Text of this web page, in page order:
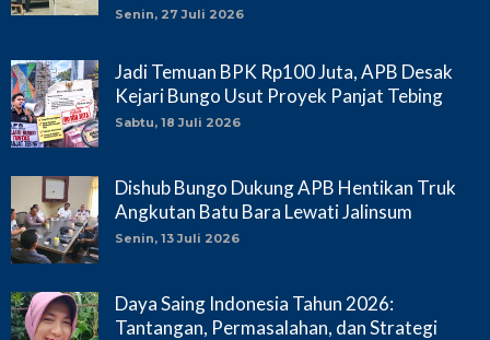
Senin, 27 Juli 2026
Jadi Temuan BPK Rp100 Juta, APB Desak
Kejari Bungo Usut Proyek Panjat Tebing
Sabtu, 18 Juli 2026
Dishub Bungo Dukung APB Hentikan Truk
Angkutan Batu Bara Lewati Jalinsum
Senin, 13 Juli 2026
Daya Saing Indonesia Tahun 2026:
Tantangan, Permasalahan, dan Strategi